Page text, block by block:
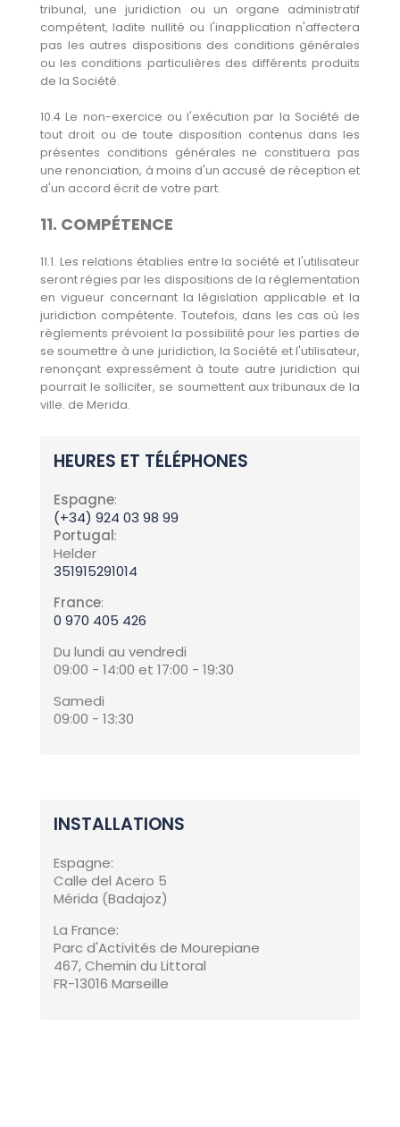
tribunal, une juridiction ou un organe administratif
compétent, ladite nullité ou l'inapplication n'affectera
pas les autres dispositions des conditions générales
ou les conditions particulières des différents produits
de la Société.
10.4 Le non-exercice ou l'exécution par la Société de
tout droit ou de toute disposition contenus dans les
présentes conditions générales ne constituera pas
une renonciation, à moins d'un accusé de réception et
d'un accord écrit de votre part.
11. COMPÉTENCE
11.1. Les relations établies entre la société et l'utilisateur
seront régies par les dispositions de la réglementation
en vigueur concernant la législation applicable et la
juridiction compétente. Toutefois, dans les cas où les
règlements prévoient la possibilité pour les parties de
se soumettre à une juridiction, la Société et l'utilisateur,
renonçant expressément à toute autre juridiction qui
pourrait le solliciter, se soumettent aux tribunaux de la
ville. de Merida.
HEURES ET TÉLÉPHONES
Espagne:
(+34) 924 03 98 99
Portugal:
Helder
351915291014
France:
0 970 405 426
Du lundi au vendredi
09:00 - 14:00 et 17:00 - 19:30
Samedi
09:00 - 13:30
INSTALLATIONS
Espagne:
Calle del Acero 5
Mérida (Badajoz)
La France:
Parc d'Activités de Mourepiane
467, Chemin du Littoral
FR-13016 Marseille